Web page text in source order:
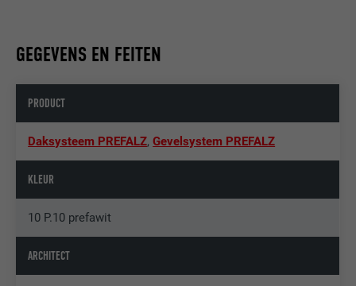
GEGEVENS EN FEITEN
PRODUCT
Daksysteem PREFALZ,Gevelsystem PREFALZ
KLEUR
10 P.10 prefawit
ARCHITECT